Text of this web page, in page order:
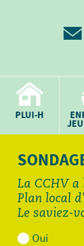
PLUI-H
La CCHV a
Plan local
Le saviez-
Oui